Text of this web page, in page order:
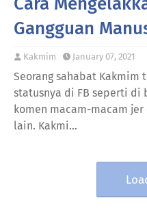
Gangguan
Kakmim January 07, 2021
Seorang sahabat Kakmim
statusnya di FB seperti di
komen macam-macam
lain. Kakmi…